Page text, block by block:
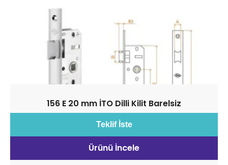
156 E 20 mm İTO Dilli Kilit Barelsiz
Teklif İste
Ürünü İncele